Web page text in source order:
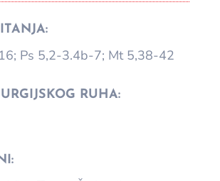
Ps 5,2-3.4b-7; Mt 5,38-42
RUHA: